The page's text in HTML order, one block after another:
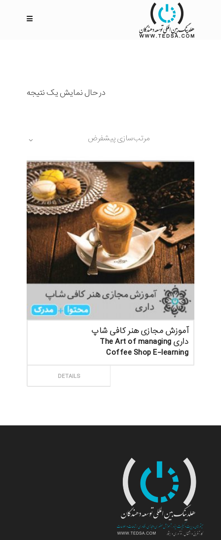
در حال نمایش یک نتیجه
مرتب‌سازی پیشفرض
آموزش مجازی هنر کافی شاپ
داری The Art of managing
Coffee Shop E-learning
DETAILS